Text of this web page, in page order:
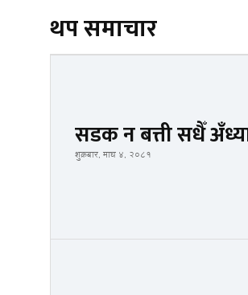
थप समाचार
सडक न बत्ती सधैँ
शुक्रबार, माघ ४, २०८१